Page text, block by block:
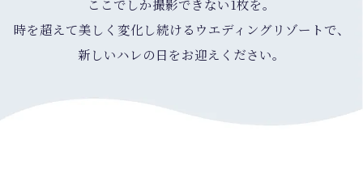
ここでしか撮影できない1枚を。
時を超えて美しく変化し続けるウエディングリゾートで、
新しいハレの日をお迎えください。